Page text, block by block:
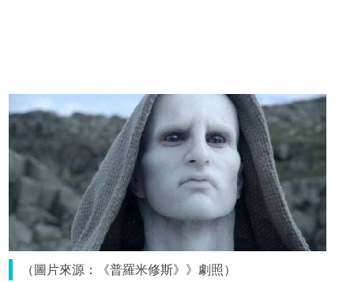
（圖片來源：《普羅米修斯》》劇照）